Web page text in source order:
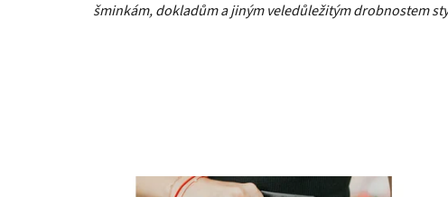
šminkám, dokladům a jiným veledůležitým drobnostem